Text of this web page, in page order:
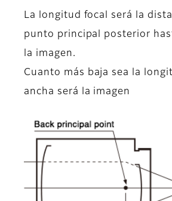
La longitud focal será la
punto principal posterior
la imagen.
Cuanto más baja sea la
ancha será la imagen